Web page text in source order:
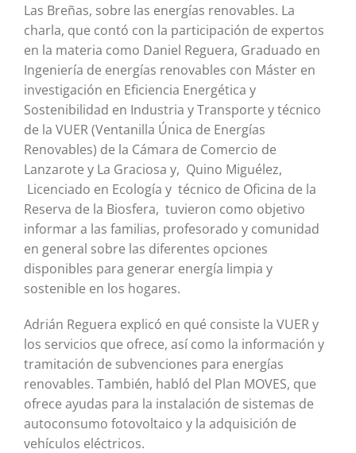
Las Breñas, sobre las energías renovables. La
charla, que contó con la participación de expertos
en la materia como Daniel Reguera, Graduado en
Ingeniería de energías renovables con Máster en
investigación en Eficiencia Energética y
Sostenibilidad en Industria y Transporte y técnico
de la VUER (Ventanilla Única de Energías
Renovables) de la Cámara de Comercio de
Lanzarote y La Graciosa y, Quino Miguélez,
Licenciado en Ecología y técnico de Oficina de la
Reserva de la Biosfera, tuvieron como objetivo
informar a las familias, profesorado y comunidad
en general sobre las diferentes opciones
disponibles para generar energía limpia y
sostenible en los hogares.
Adrián Reguera explicó en qué consiste la VUER y
los servicios que ofrece, así como la información y
tramitación de subvenciones para energías
renovables. También, habló del Plan MOVES, que
ofrece ayudas para la instalación de sistemas de
autoconsumo fotovoltaico y la adquisición de
vehículos eléctricos.